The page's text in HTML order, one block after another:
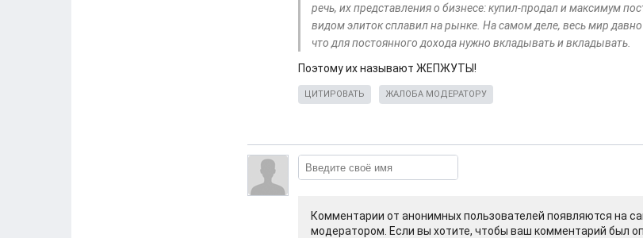
речь, их представления о бизнесе: купил-продал и максимум
видом элиток сплавил на рынке. На самом деле, весь мир
что для постоянного дохода нужно вкладывать и вкладывать.
Поэтому их называют ЖЕПЖУТЫ!
ЦИТИРОВАТЬ ЖАЛОБА МОДЕРАТОРУ
Комментарии от анонимных пользователей появляются на
модератором. Если вы хотите, чтобы ваш комментарий был